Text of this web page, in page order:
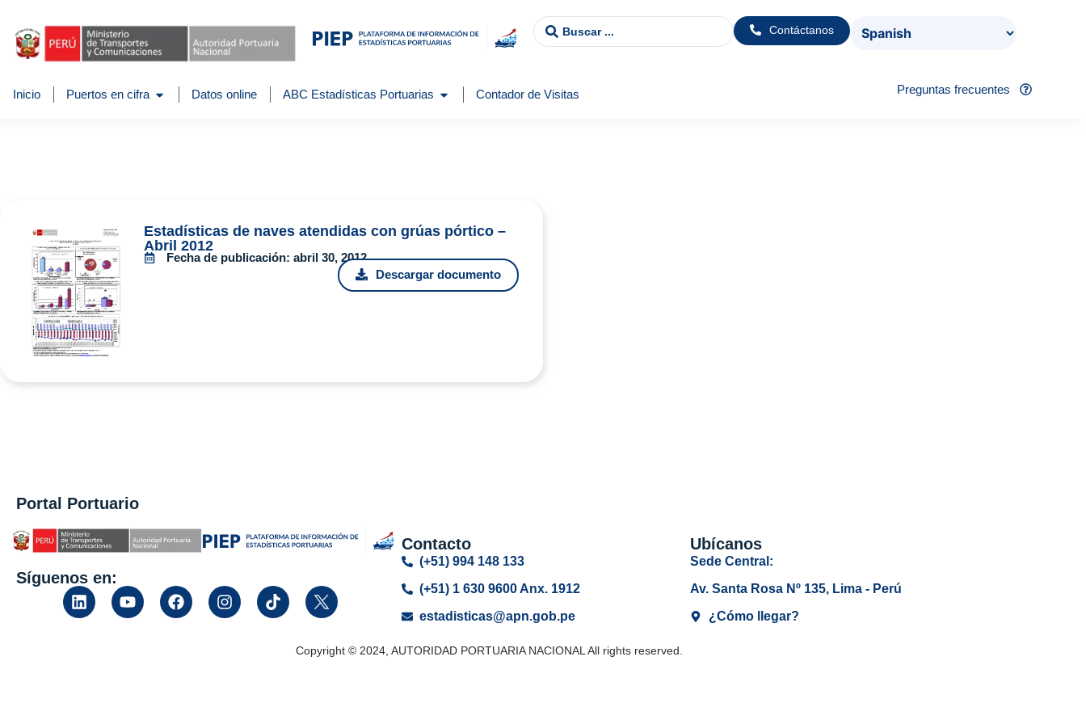
Contáctanos
Inicio Puertos en cifra Datos online ABC Estadísticas Portuarias Contador de Visitas Preguntas frecuentes
Estadísticas de naves atendidas con grúas pórtico –
Abril 2012
Fecha de publicación:abril 30, 2012
Descargar documento
Portal Portuario
Síguenos en:
Contacto
(+51) 994 148 133
(+51) 1 630 9600 Anx. 1912
estadisticas@apn.gob.pe
Ubícanos
Sede Central:
Av. Santa Rosa Nº 135, Lima - Perú
¿Cómo llegar?
Copyright © 2024, AUTORIDAD PORTUARIA NACIONAL All rights reserved.